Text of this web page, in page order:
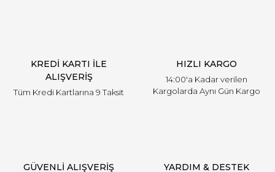
KREDİ KARTI İLE
ALIŞVERİŞ
Tüm Kredi Kartlarına 9 Taksit
HIZLI KARGO
14:00'a Kadar verilen
Kargolarda Aynı Gün Kargo
GÜVENLİ ALIŞVERİŞ YARDIM & DESTEK